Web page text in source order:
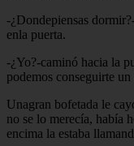
-¿Dondepiensas
enla puerta.
-¿Yo?-caminó hacia la
podemos conseguirte
Unagran bofetada le
no se lo merecía, había
encima la estaba